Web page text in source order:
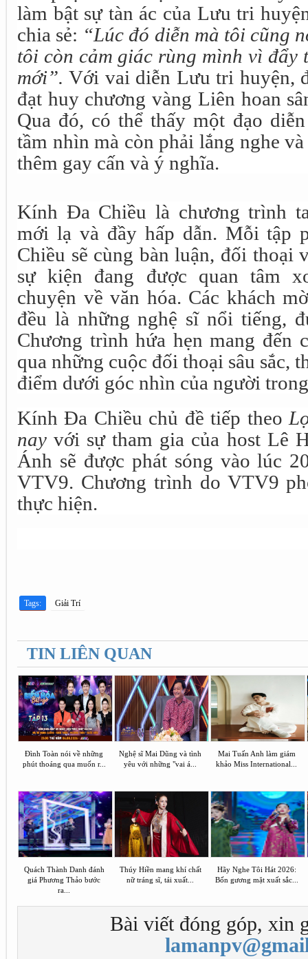
làm bật sự tàn ác của Lưu tri
chia sẻ: “Lúc đó diễn mà tôi cũng
tôi còn cảm giác rùng mình vì đẩy
mới”. Với vai diễn Lưu tri huyện,
đạt huy chương vàng Liên hoan
Qua đó, có thể thấy một đạo
tầm nhìn mà còn phải lắng nghe
thêm gay cấn và ý nghĩa.
Kính Đa Chiều là chương trình
mới lạ và đầy hấp dẫn. Mỗi tập
Chiều sẽ cùng bàn luận, đối thoại
sự kiện đang được quan tâm
chuyện về văn hóa. Các khách
đều là những nghệ sĩ nổi tiếng,
Chương trình hứa hẹn mang đến
qua những cuộc đối thoại sâu sắc,
điểm dưới góc nhìn của người
Kính Đa Chiều chủ đề tiếp theo
nay với sự tham gia của host Lê
Ánh sẽ được phát sóng vào lúc
VTV9. Chương trình do VTV9
thực hiện.
Tags: Giải Trí
TIN LIÊN QUAN
Đình Toàn nói về những
phút thoáng qua muốn r...
Nghệ sĩ Mai Dũng và tình
yêu với những "vai á...
Mai Tuấn Anh làm giám
khảo Miss International...
Quách Thành Danh đánh
giá Phương Thảo bước
ra...
Thúy Hiền mang khí chất
nữ tráng sĩ, tái xuất...
Hãy Nghe Tôi Hát 2026:
Bốn gương mặt xuất sắc...
Bài viết đóng góp, xin